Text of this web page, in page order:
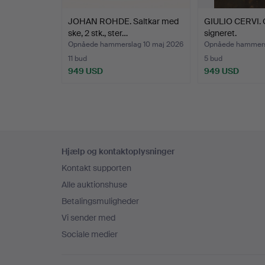
JOHAN ROHDE. Saltkar med
ske, 2 stk., ster…
Opnåede hammerslag 10 maj 2026
11 bud
949 USD
GIULIO
signeret.
Opnåede
5 bud
949 USD
Hjælp og kontaktoplysninger
Kontakt supporten
Alle auktionshuse
Betalingsmuligheder
Vi sender med
Sociale medier